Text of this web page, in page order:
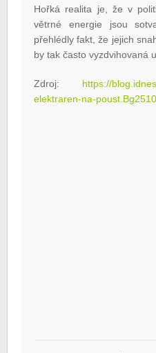
Hořká realita je, že v
větrné energie jsou
přehlédly fakt, že jejich
by tak často vyzdvihovaná
Zdroj: https://
elektraren-na-